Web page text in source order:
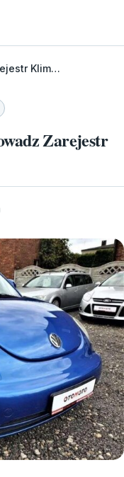
Klim…
Zarejestr